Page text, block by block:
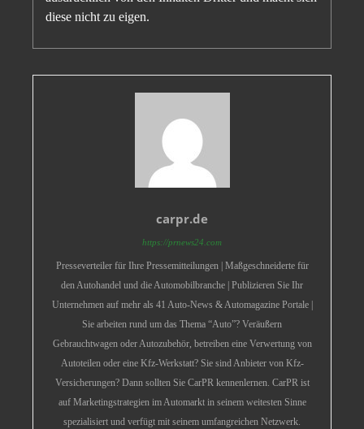
diese nicht zu eigen.
carpr.de
https://prnews24.com
Presseverteiler für Ihre Pressemitteilungen | Maßgeschneiderte für
den Autohandel und die Automobilbranche | Publizieren Sie Ihr
Unternehmen auf mehr als 41 Auto-News & Automagazine Portale |
Sie arbeiten rund um das Thema “Auto”? Veräußern
Gebrauchtwagen oder Autozubehör, betreiben eine Verwertung von
Autoteilen oder eine Kfz-Werkstatt? Sie sind Anbieter von Kfz-
Versicherungen? Dann sollten Sie CarPR kennenlernen. CarPR ist
auf Marketingstrategien im Automarkt in seinem weitesten Sinne
spezialisiert und verfügt mit seinem umfangreichen Netzwerk.